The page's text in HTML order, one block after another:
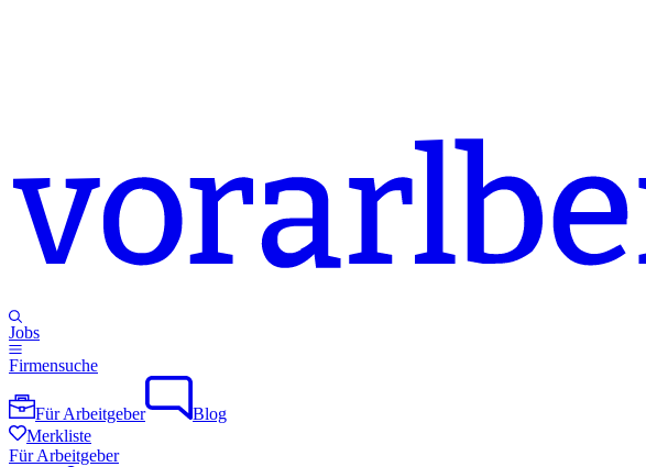
Jobs
Firmensuche
Für Arbeitgeber
Blog
Merkliste
Für Arbeitgeber